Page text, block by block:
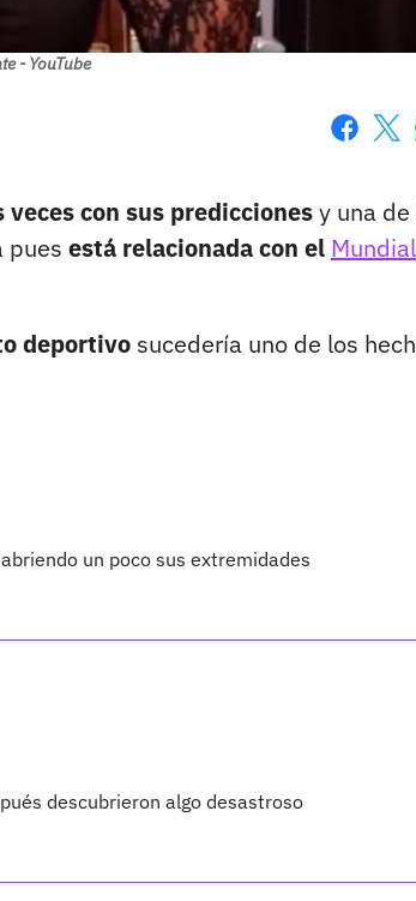
- YouTube
con sus prediccionesy una de
pues está relacionada con el Mundial
deportivo sucedería uno de los
un poco sus extremidades
descubrieron algo desastroso